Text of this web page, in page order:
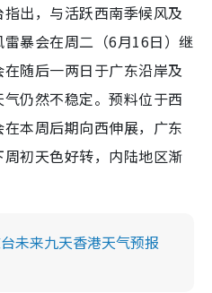
出，与活跃西南季候风及
暴会在周二（6月16日）继
随后一两日于广东沿岸及
仍然不稳定。预料位于西
本周后期向西伸展，广东
初天色好转，内陆地区渐
未来九天香港天气预报